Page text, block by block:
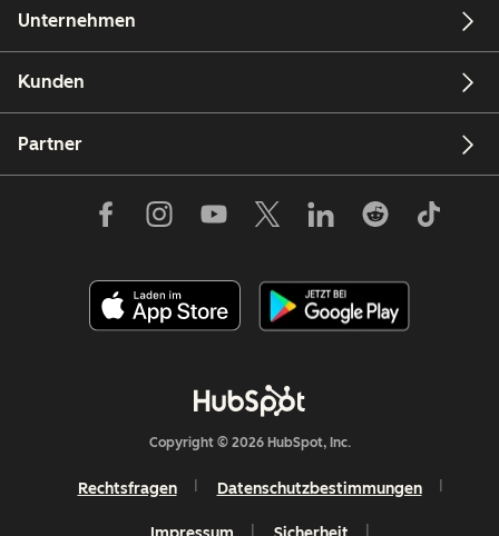
Unternehmen
Kunden
Partner
Copyright © 2026 HubSpot, Inc.
Rechtsfragen Datenschutzbestimmungen